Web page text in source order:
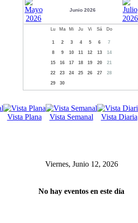
Junio 2026
Lu Ma Mi Ju Vi Sá Do
1 2 3 4 5 6 7
8 9 10 11 12 13 14
15 16 17 18 19 20 21
22 23 24 25 26 27 28
29 30
Vista Plana Vista Semanal Vista Diaria
Viernes, Junio 12, 2026
No hay eventos en este día